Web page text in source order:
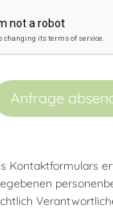
Anfrage
Kontaktformulars